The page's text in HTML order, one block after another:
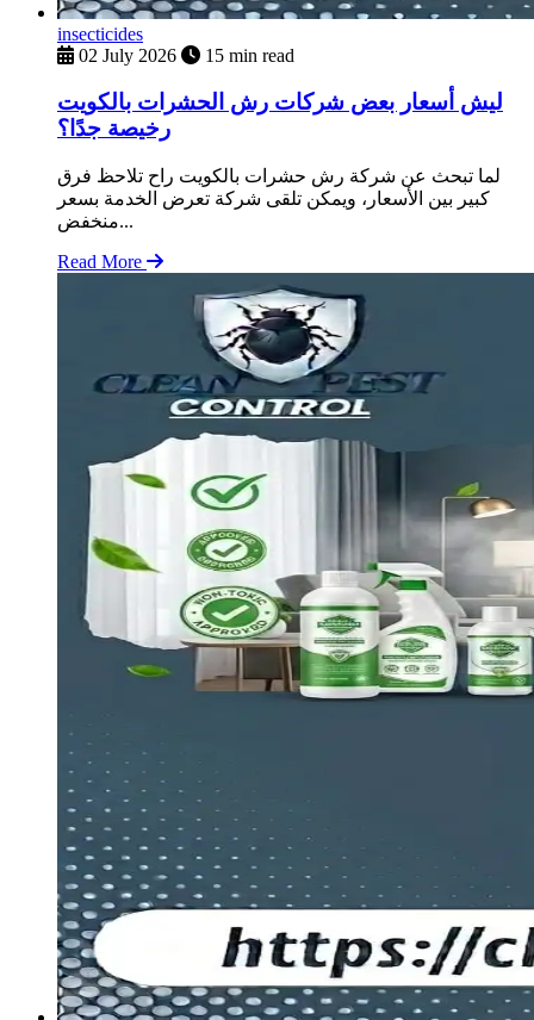
insecticides
02 July 2026
15 min read
ليش أسعار بعض شركات رش الحشرات بالكويت
رخيصة جدًا؟
لما تبحث عن شركة رش حشرات بالكويت راح تلاحظ فرق
كبير بين الأسعار، ويمكن تلقى شركة تعرض الخدمة بسعر
منخفض...
Read More